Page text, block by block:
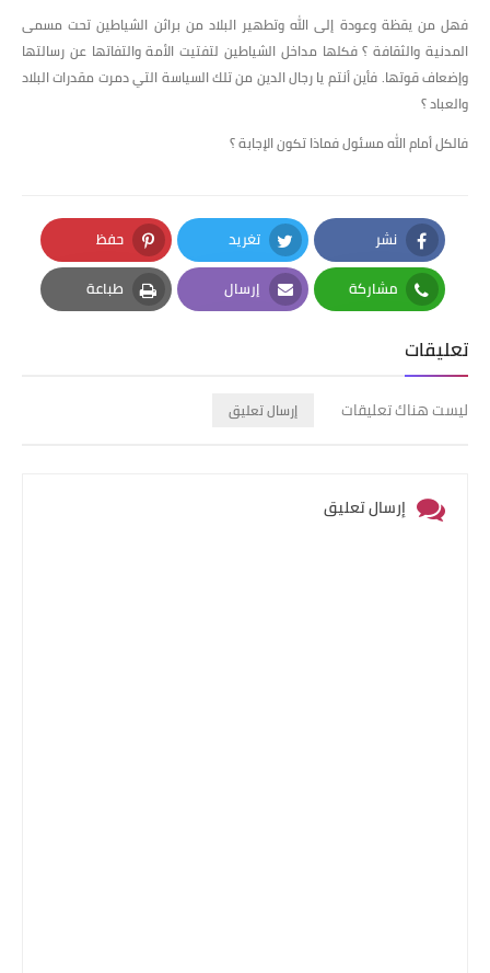
فهل من يقظة وعودة إلى الله وتطهير البلاد من براثن الشياطين تحت مسمى
المدنية والثقافة ؟ فكلها مداخل الشياطين لتفتيت الأمة والتفاتها عن رسالتها
وإضعاف قوتها. فأين أنتم يا رجال الدين من تلك السياسة التي دمرت مقدرات البلاد
والعباد ؟
فالكل أمام الله مسئول فماذا تكون الإجابة ؟
نشر
Facebook
تغريد
Twitter
حفظ
Pinterest
مشاركة
Whatsapp
إرسال
Email
طباعة
Print
تعليقات
ليست هناك تعليقات إرسال تعليق
إرسال تعليق